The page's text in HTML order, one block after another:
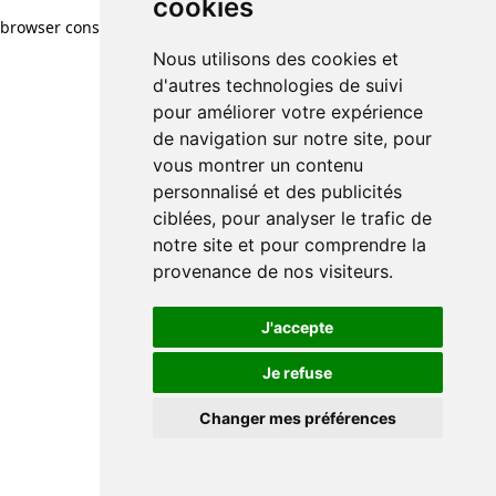
cookies
Nous utilisons des cookies et
d'autres technologies de suivi
pour améliorer votre expérience
de navigation sur notre site, pour
vous montrer un contenu
personnalisé et des publicités
ciblées, pour analyser le trafic de
notre site et pour comprendre la
provenance de nos visiteurs.
J'accepte
Je refuse
Changer mes préférences
browser console for more information)